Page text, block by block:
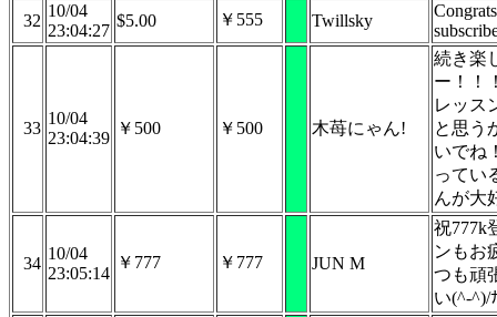
32
10/04
23:04:27
$5.00 ￥555 Twillsky
33
10/04
23:04:39
￥500 ￥500 木苺にゃん!
続き楽
ー！！
レッス
と思う
いでね
ってい
んが大
34
10/04
23:05:14
￥777 ￥777 JUN M
祝777k
ンもお
つも頑
い(^-^)/